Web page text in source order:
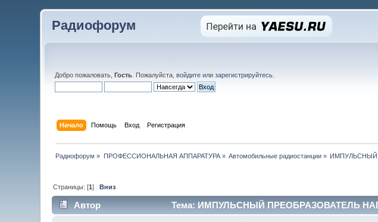
Радиофорум
Добро пожаловать,Гость . Пожалуйста,войдите илизарегистрируйтесь
Начало Помощь Вход Регистрация
Радиофорум » ПРОФЕССИОНАЛЬНАЯ АППАРАТУРА» Автомобильные радиостанции » ИМПУЛЬСНЫЙ
Страницы: [1]Вниз
Автор Тема: ИМПУЛЬСНЫЙ ПРЕОБРАЗОВАТЕЛЬ